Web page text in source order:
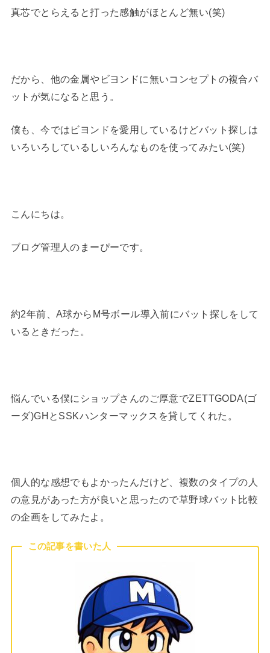
真芯でとらえると打った感触がほとんど無い(笑)
だから、他の金属やビヨンドに無いコンセプトの複合バ
ットが気になると思う。
僕も、今ではビヨンドを愛用しているけどバット探しは
いろいろしているしいろんなものを使ってみたい(笑)
こんにちは。
ブログ管理人のまーぴーです。
約2年前、A球からM号ボール導入前にバット探しをして
いるときだった。
悩んでいる僕にショップさんのご厚意でZETTGODA(ゴ
ーダ)GHとSSKハンターマックスを貸してくれた。
個人的な感想でもよかったんだけど、複数のタイプの人
の意見があった方が良いと思ったので草野球バット比較
の企画をしてみたよ。
この記事を書いた人